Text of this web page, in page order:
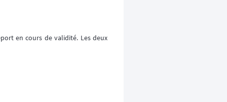
en cours de validité. Les deux